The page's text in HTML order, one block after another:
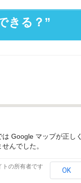
きる？”
は Google マップが正しく
んでした。
トの所有者です
OK